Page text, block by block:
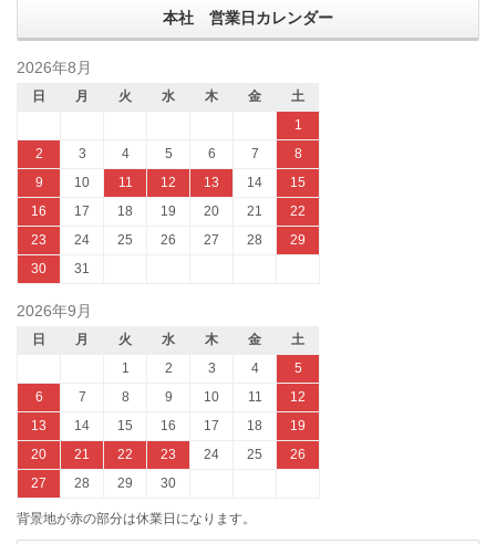
本社 営業日カレンダー
2026年8月
日 月 火 水 木 金
土
1
2
3 4 5 6 7
8
9
10 11 12 13 14
15
16
17 18 19 20 21
22
23
24 25 26 27 28
29
30
31
2026年9月
日 月 火 水 木 金
土
1
2 3 4
5
6
7 8 9 10 11
12
13
14 15 16 17 18
19
20
21 22 23 24 25
26
27
28 29 30
背景地が赤の部分は休業日になります。